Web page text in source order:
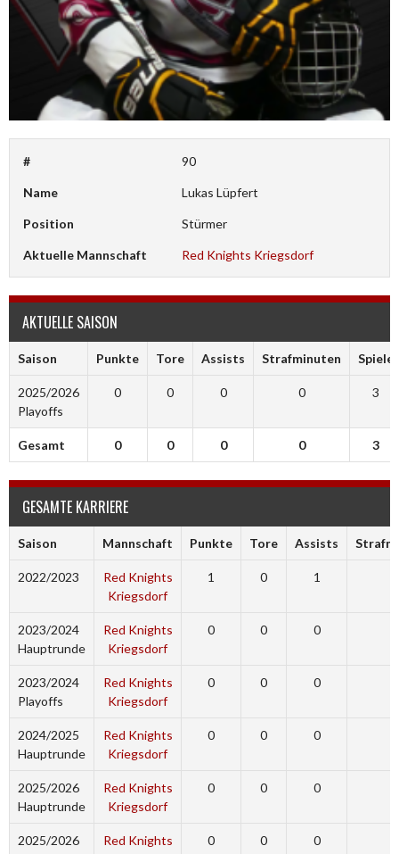
# 90
Name Lukas Lüpfert
Position Stürmer
Aktuelle Mannschaft Red Knights Kriegsdorf
AKTUELLE SAISON
Saison Punkte Tore Assists Strafminuten Spiele
2025/2026
Playoffs
0 0 0 0 3
Gesamt 0 0 0 0 3
GESAMTE KARRIERE
Saison Mannschaft Punkte Tore Assists
2022/2023
Red Knights
Kriegsdorf
1 0 1
2023/2024
Hauptrunde
Red Knights
Kriegsdorf
0 0 0
2023/2024
Playoffs
Red Knights
Kriegsdorf
0 0 0
2024/2025
Hauptrunde
Red Knights
Kriegsdorf
0 0 0
2025/2026
Hauptrunde
Red Knights
Kriegsdorf
0 0 0
2025/2026
Red Knights
0 0 0